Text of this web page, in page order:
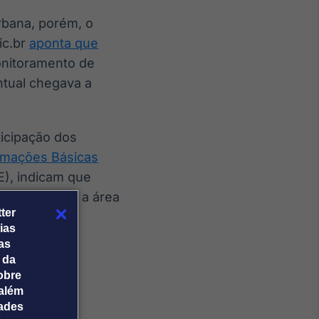
porém, o
aponta que
de
chegava a
dos
Básicas
indicam que
para a área
de
públicos.